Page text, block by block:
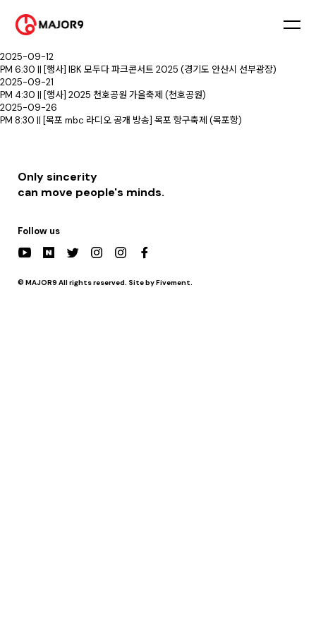
PM 6:05 || [방송] MBC 복면가왕
2025-09-20
2025-09-12
PM 6:30 || [행사] IBK 모두다 파크콘서트 2025 (경기도 안산시 선부광장)
2025-09-21
PM 4:30 || [행사] 2025 천호공원 가을축제 (천호공원)
2025-09-26
PM 8:30 || [목포 mbc 라디오 공개 방송] 목포 항구축제 (목포항)
Only sincerity
can move people's minds.
Follow us
© MAJOR9 All rights reserved. Site by Fivement.